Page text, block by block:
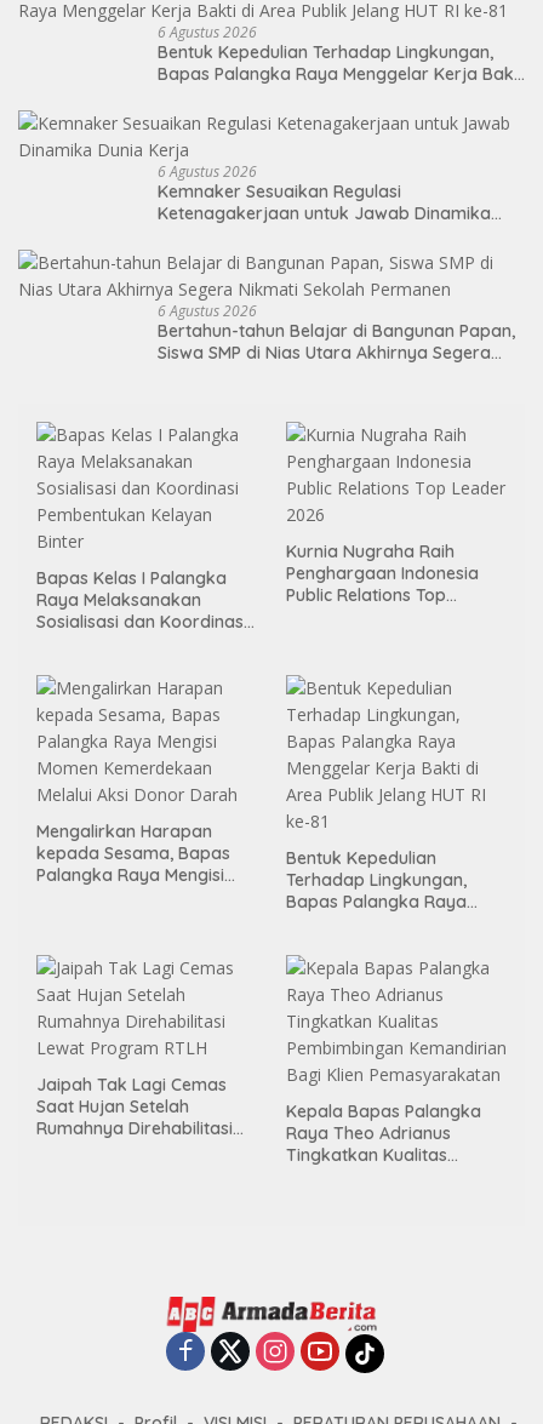
6 Agustus 2026
Bentuk Kepedulian Terhadap Lingkungan,
Bapas Palangka Raya Menggelar Kerja Bakti
6 Agustus 2026
Kemnaker Sesuaikan Regulasi
Ketenagakerjaan untuk Jawab Dinamika
6 Agustus 2026
Bertahun-tahun Belajar di Bangunan Papan,
Siswa SMP di Nias Utara Akhirnya Segera
Bapas Kelas I Palangka
Raya Melaksanakan
Sosialisasi dan Koordinasi
Kurnia Nugraha Raih
Penghargaan Indonesia
Public Relations Top
Mengalirkan Harapan
kepada Sesama, Bapas
Palangka Raya Mengisi
Bentuk Kepedulian
Terhadap Lingkungan,
Bapas Palangka Raya
ke-81
Jaipah Tak Lagi Cemas
Saat Hujan Setelah
Rumahnya Direhabilitasi
Kepala Bapas Palangka
Raya Theo Adrianus
Tingkatkan Kualitas